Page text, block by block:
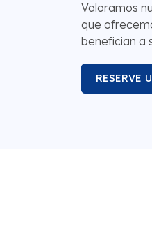
Valoramos
que
benefician a
RESERVE